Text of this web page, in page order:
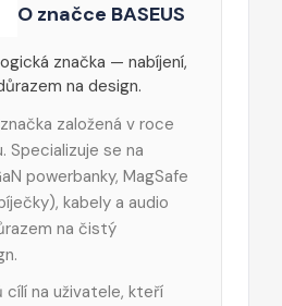
O značce BASEUS
značka — nabíjení,
na design.
založená v roce
Specializuje se na
powerbanky, MagSafe
kabely a audio
na čistý
na uživatele, kteří